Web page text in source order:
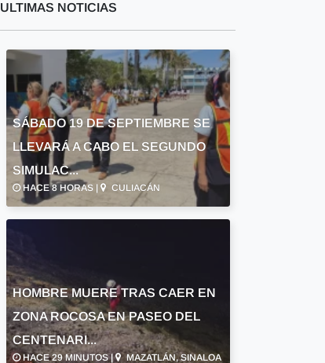
ULTIMAS NOTICIAS
SÁBADO 19 DE SEPTIEMBRE SE
LLEVARÁ A CABO EL SEGUNDO
SIMULAC...
HACE 8 HORAS | CULIACÁN
HOMBRE MUERE TRAS CAER EN
ZONA ROCOSA EN PASEO DEL
CENTENARI...
HACE 29 MINUTOS | MAZATLÁN, SINALOA